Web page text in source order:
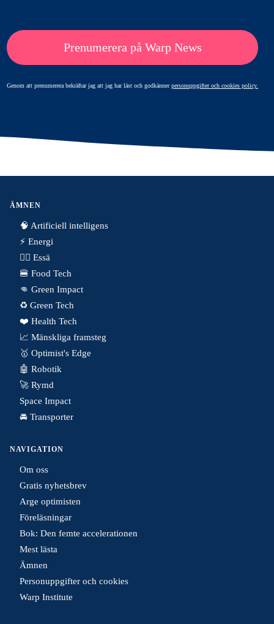
Prenumerera på Warp News
Genom att prenumerera bekräftar jag att jag har läst och godkännerpersonuppgifter och cookies policy.
ÄMNEN
🧠 Artificiell intelligens
⚡️ Energi
✍🏼 Essä
🍔 Food Tech
👊 Green Impact
♻️ Green Tech
❤️ Health Tech
📈 Mänskliga framsteg
🥇 Optimist's Edge
🤖 Robotik
🚀 Rymd
Space Impact
🚘 Transporter
NAVIGATION
Om oss
Gratis nyhetsbrev
Arge optimisten
Föreläsningar
Bok: Den femte accelerationen
Mest lästa
Ämnen
Personuppgifter och cookies
Warp Institute